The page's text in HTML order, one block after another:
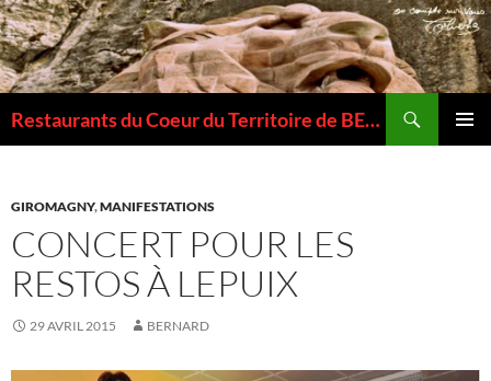
Restaurants du Coeur du Territoire de BELFORT
GIROMAGNY,MANIFESTATIONS
CONCERT POUR LES
RESTOS À LEPUIX
29 AVRIL 2015 BERNARD